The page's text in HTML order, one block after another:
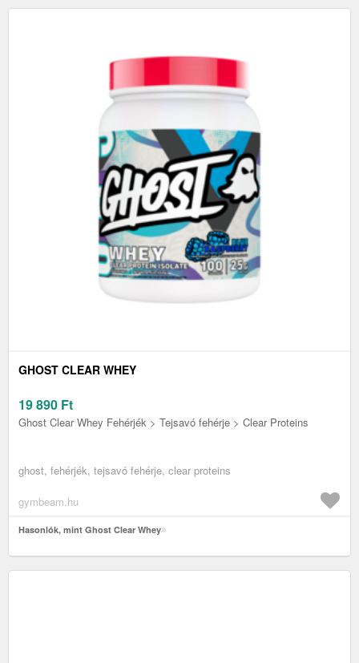
GHOST CLEAR WHEY
19 890 Ft
Ghost Clear Whey Fehérjék > Tejsavó fehérje > Clear Proteins
ghost, fehérjék, tejsavó fehérje, clear proteins
gymbeam.hu
Hasonlók, mint Ghost Clear Whey